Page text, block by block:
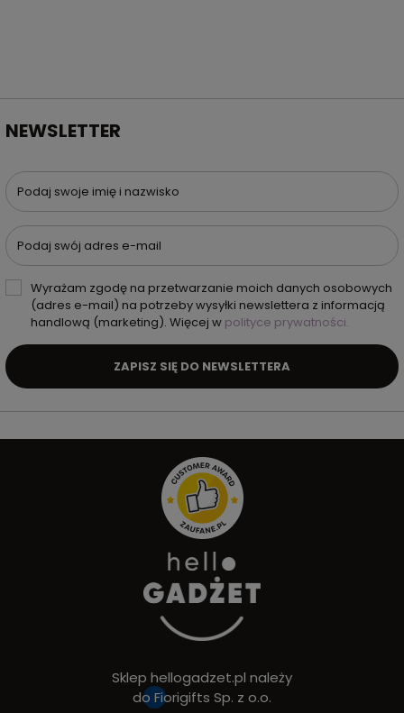
NEWSLETTER
Podaj swoje imię i nazwisko
Podaj swój adres e-mail
Wyrażam zgodę na przetwarzanie moich danych osobowych
(adres e-mail) na potrzeby wysyłki newslettera z informacją
handlową (marketing). Więcej w polityce prywatności.
ZAPISZ SIĘ DO NEWSLETTERA
Sklep hellogadzet.pl należy
do Fiorigifts Sp. z o.o.